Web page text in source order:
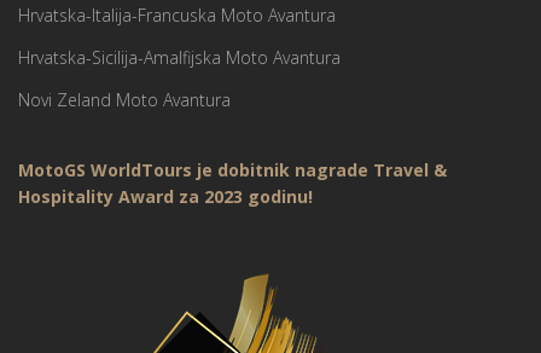
Hrvatska-Italija-Francuska Moto Avantura
Hrvatska-Sicilija-Amalfijska Moto Avantura
Novi Zeland Moto Avantura
MotoGS WorldTours je dobitnik nagrade Travel &
Hospitality Award za 2023 godinu!